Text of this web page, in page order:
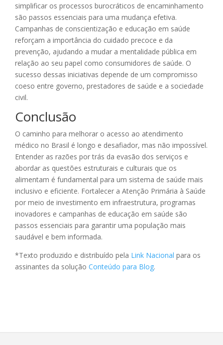
simplificar os processos burocráticos de encaminhamento
são passos essenciais para uma mudança efetiva.
Campanhas de conscientização e educação em saúde
reforçam a importância do cuidado precoce e da
prevenção, ajudando a mudar a mentalidade pública em
relação ao seu papel como consumidores de saúde. O
sucesso dessas iniciativas depende de um compromisso
coeso entre governo, prestadores de saúde e a sociedade
civil.
Conclusão
O caminho para melhorar o acesso ao atendimento
médico no Brasil é longo e desafiador, mas não impossível.
Entender as razões por trás da evasão dos serviços e
abordar as questões estruturais e culturais que os
alimentam é fundamental para um sistema de saúde mais
inclusivo e eficiente. Fortalecer a Atenção Primária à Saúde
por meio de investimento em infraestrutura, programas
inovadores e campanhas de educação em saúde são
passos essenciais para garantir uma população mais
saudável e bem informada.
*Texto produzido e distribuído pela Link Nacional para os
assinantes da solução Conteúdo para Blog.